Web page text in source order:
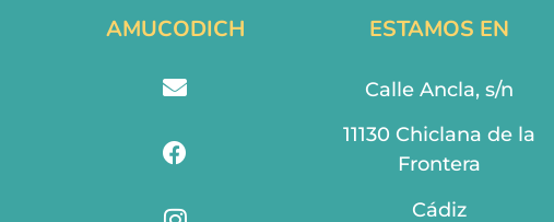
AMUCODICH ESTAMOS EN
Calle Ancla, s/n
11130 Chiclana de la
Frontera
Cádiz